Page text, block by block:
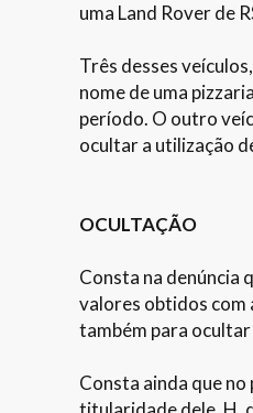
uma Land Rover de
Três desses
nome de uma
período. O outro
ocultar a utilização
OCULTAÇÃO
Consta na denúncia
valores obtidos com
também para
Consta ainda que